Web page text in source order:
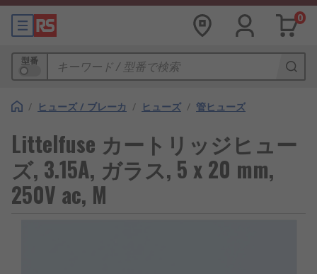
0
型番
/ ヒューズ / ブレーカ / ヒューズ / 管ヒューズ
Littelfuse カートリッジヒュー
ズ, 3.15A, ガラス, 5 x 20 mm,
250V ac, M